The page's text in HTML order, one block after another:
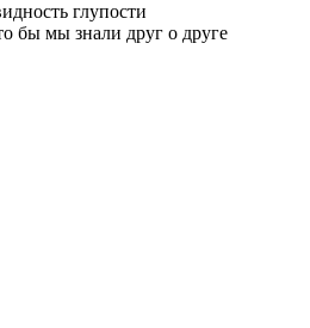
глупости
бы мы знали друг о друге